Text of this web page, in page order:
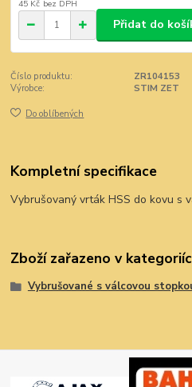
45 Kč bez DPH
Přidat do
Číslo produktu:
ZR104153
Výrobce:
STIM ZET
Do oblíbených
Kompletní specifikace
Vybrušovaný vrták HSS do kovu s
Zboží zařazeno v
Vybrušované s válcovou